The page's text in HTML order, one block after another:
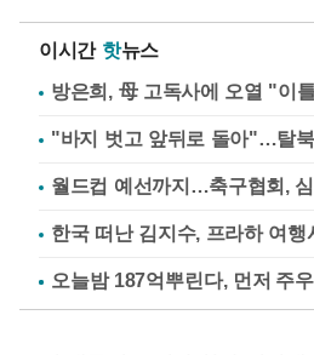
이시간 핫뉴스
방은희, 母 고독사에 오열 "이
"바지 벗고 앞뒤로 돌아"…탈
월드컵 예선까지…축구협회,
한국 떠난 김지수, 프라하 여